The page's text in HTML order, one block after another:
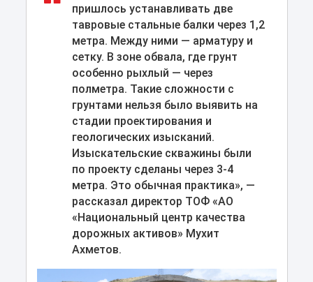
пришлось устанавливать две
тавровые стальные балки через 1,2
метра. Между ними — арматуру и
сетку. В зоне обвала, где грунт
особенно рыхлый — через
полметра. Такие сложности с
грунтами нельзя было выявить на
стадии проектирования и
геологических изысканий.
Изыскательские скважины были
по проекту сделаны через 3-4
метра. Это обычная практика», —
рассказал директор ТОФ «АО
«Национальный центр качества
дорожных активов» Мухит
Ахметов.